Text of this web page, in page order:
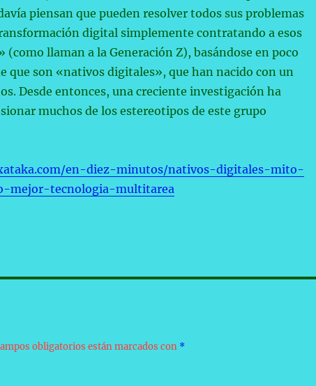
piensan que pueden resolver todos sus problemas
digital simplemente contratando a esos
llaman a la Generación Z), basándose en poco
que son «nativos digitales», que han nacido con un
Desde entonces, una creciente investigación ha
muchos de los estereotipos de este grupo
en-diez-minutos/nativos-digitales-mito-
mejor-tecnologia-multitarea
obligatorios están marcados con *